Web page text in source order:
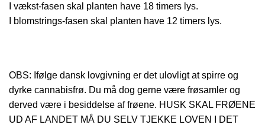
I vækst-fasen skal planten have 18 timers lys.
I blomstrings-fasen skal planten have 12 timers lys.
OBS: Ifølge dansk lovgivning er det ulovligt at spirre og
dyrke cannabisfrø. Du må dog gerne være frøsamler og
derved være i besiddelse af frøene. HUSK SKAL FRØENE
UD AF LANDET MÅ DU SELV TJEKKE LOVEN I DET